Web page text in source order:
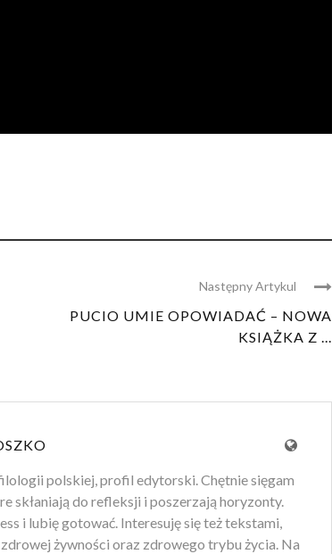
Następny Artykul
PUCIO UMIE OPOWIADAĆ – NOWA
KSIĄŻKA Z ...
polskiej, profil edytorski. Chętnie sięgam
skłaniają do refleksji i poszerzają horyzonty.
i lubię gotować. Interesuję się też tekstami,
żywności oraz zdrowego trybu życia. Na